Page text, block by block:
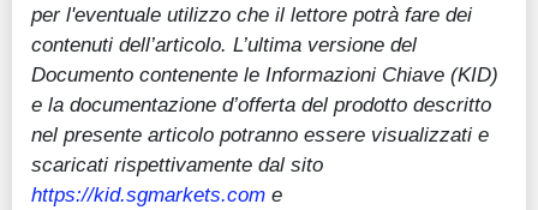
per l'eventuale utilizzo che il lettore potrà fare dei
contenuti dell’articolo. L’ultima versione del
Documento contenente le Informazioni Chiave (KID)
e la documentazione d’offerta del prodotto descritto
nel presente articolo potranno essere visualizzati e
scaricati rispettivamente dal sito
https://kid.sgmarkets.com e